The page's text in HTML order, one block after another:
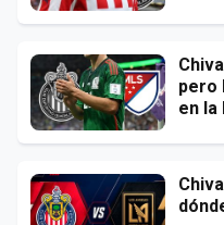
pero
en la